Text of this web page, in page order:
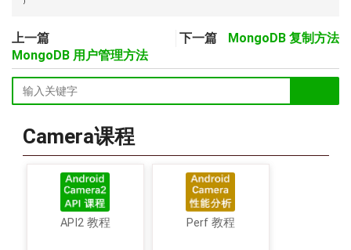
上一篇
MongoDB 用户管理方法
下一篇 MongoDB 复制方法
Camera课程
API2 教程 Perf 教程